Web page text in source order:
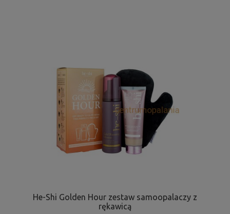
He-Shi Golden Hour zestaw samoopalaczy z
rękawicą